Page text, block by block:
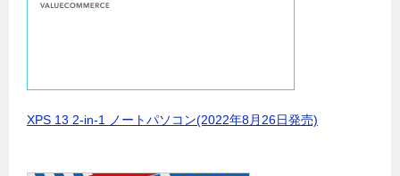
XPS 13 2-in-1 ノートパソコン(2022年8月26日発売)